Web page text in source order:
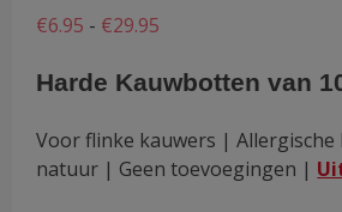
gebaseerd
€6.95 - €29.95
tot
Harde Kauwbotten van
Voor flinke kauwers |
natuur | Geen toevoegingen |